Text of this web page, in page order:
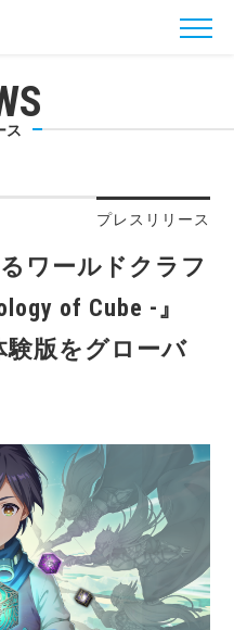
ス
プレスリリース
ワールドクラフ
of Cube -』
験版をグローバ